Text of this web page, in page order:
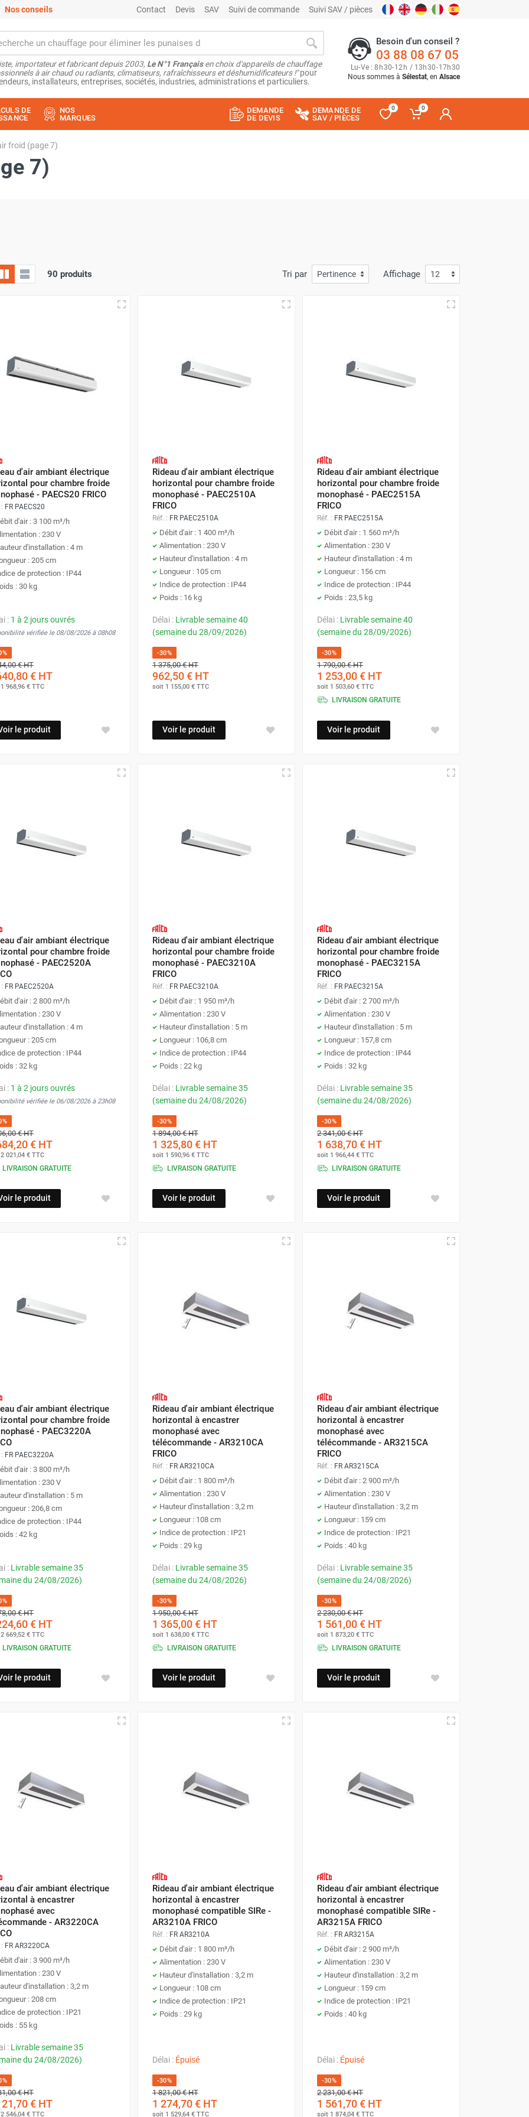
Nos conseils Contact Devis SAV Suivi de commande Suivi SAV / pièces
importateur et fabricant depuis 2003, Le N°1 Françaisen choix d'appareils de chauffage
à air chaud ou radiants, climatiseurs, rafraîchisseurs et déshumidificateurs !"pour
installateurs, entreprises, sociétés, industries, administrations et particuliers.
Besoin d'un conseil ?
03 88 08 67 05
Lu-Ve : 8h30-12h / 13h30-17h30
Nous sommes à Sélestat, en Alsace
DE
NOS
MARQUES
DEMANDE
DE DEVIS
DEMANDE DE
SAV / PIÈCES
0 0
froid (page 7)
7)
90 produits Tri par Affichage
d'air ambiant électrique
pour chambre froide
- PAECS20 FRICO
FR PAECS20
d'air : 3 100 m³/h
: 230 V
d'installation : 4 m
: 205 cm
de protection : IP44
: 30 kg
: 1 à 2 jours ouvrés
vérifiée le 08/08/2026 à 08h08
€HT
€ HT
1 968,96 € TTC
le produit
Rideau d'air ambiant électrique
horizontal pour chambre froide
monophasé - PAEC2510A
FRICO
Réf. : FR PAEC2510A
Débit d'air : 1 400 m³/h
Alimentation : 230 V
Hauteur d'installation : 4 m
Longueur : 105 cm
Indice de protection : IP44
Poids : 16 kg
Délai : Livrable semaine 40
(semaine du 28/09/2026)
-30%
1 375,00 €HT
962,50 €HT
soit 1 155,00 €TTC
Voir le produit
Rideau d'air ambiant électrique
horizontal pour chambre froide
monophasé - PAEC2515A
FRICO
Réf. : FR PAEC2515A
Débit d'air : 1 560 m³/h
Alimentation : 230 V
Hauteur d'installation : 4 m
Longueur : 156 cm
Indice de protection : IP44
Poids : 23,5 kg
Délai : Livrable semaine 40
(semaine du 28/09/2026)
-30%
1 790,00 €HT
1 253,00 €HT
soit 1 503,60 €TTC
LIVRAISON GRATUITE
Voir le produit
d'air ambiant électrique
pour chambre froide
- PAEC2520A
FR PAEC2520A
d'air : 2 800 m³/h
: 230 V
d'installation : 4 m
: 205 cm
de protection : IP44
: 32 kg
: 1 à 2 jours ouvrés
vérifiée le 06/08/2026 à 23h08
€HT
€ HT
2 021,04 € TTC
LIVRAISON GRATUITE
le produit
Rideau d'air ambiant électrique
horizontal pour chambre froide
monophasé - PAEC3210A
FRICO
Réf. : FR PAEC3210A
Débit d'air : 1 950 m³/h
Alimentation : 230 V
Hauteur d'installation : 5 m
Longueur : 106,8 cm
Indice de protection : IP44
Poids : 22 kg
Délai : Livrable semaine 35
(semaine du 24/08/2026)
-30%
1 894,00 €HT
1 325,80 €HT
soit 1 590,96 €TTC
LIVRAISON GRATUITE
Voir le produit
Rideau d'air ambiant électrique
horizontal pour chambre froide
monophasé - PAEC3215A
FRICO
Réf. : FR PAEC3215A
Débit d'air : 2 700 m³/h
Alimentation : 230 V
Hauteur d'installation : 5 m
Longueur : 157,8 cm
Indice de protection : IP44
Poids : 32 kg
Délai : Livrable semaine 35
(semaine du 24/08/2026)
-30%
2 341,00 €HT
1 638,70 €HT
soit 1 966,44 €TTC
LIVRAISON GRATUITE
Voir le produit
d'air ambiant électrique
pour chambre froide
- PAEC3220A
FR PAEC3220A
d'air : 3 800 m³/h
: 230 V
d'installation : 5 m
: 206,8 cm
de protection : IP44
: 42 kg
: Livrable semaine 35
du 24/08/2026)
€HT
€ HT
2 669,52 € TTC
LIVRAISON GRATUITE
le produit
Rideau d'air ambiant électrique
horizontal à encastrer
monophasé avec
télécommande - AR3210CA
FRICO
Réf. : FR AR3210CA
Débit d'air : 1 800 m³/h
Alimentation : 230 V
Hauteur d'installation : 3,2 m
Longueur : 108 cm
Indice de protection : IP21
Poids : 29 kg
Délai : Livrable semaine 35
(semaine du 24/08/2026)
-30%
1 950,00 €HT
1 365,00 €HT
soit 1 638,00 €TTC
LIVRAISON GRATUITE
Voir le produit
Rideau d'air ambiant électrique
horizontal à encastrer
monophasé avec
télécommande - AR3215CA
FRICO
Réf. : FR AR3215CA
Débit d'air : 2 900 m³/h
Alimentation : 230 V
Hauteur d'installation : 3,2 m
Longueur : 159 cm
Indice de protection : IP21
Poids : 40 kg
Délai : Livrable semaine 35
(semaine du 24/08/2026)
-30%
2 230,00 €HT
1 561,00 €HT
soit 1 873,20 €TTC
LIVRAISON GRATUITE
Voir le produit
d'air ambiant électrique
à encastrer
avec
- AR3220CA
FR AR3220CA
d'air : 3 900 m³/h
: 230 V
d'installation : 3,2 m
: 208 cm
de protection : IP21
: 55 kg
: Livrable semaine 35
du 24/08/2026)
€HT
€ HT
2 546,04 € TTC
Rideau d'air ambiant électrique
horizontal à encastrer
monophasé compatible SIRe -
AR3210A FRICO
Réf. : FR AR3210A
Débit d'air : 1 800 m³/h
Alimentation : 230 V
Hauteur d'installation : 3,2 m
Longueur : 108 cm
Indice de protection : IP21
Poids : 29 kg
Délai : Épuisé
-30%
1 821,00 €HT
1 274,70 €HT
soit 1 529,64 €TTC
Rideau d'air ambiant électrique
horizontal à encastrer
monophasé compatible SIRe -
AR3215A FRICO
Réf. : FR AR3215A
Débit d'air : 2 900 m³/h
Alimentation : 230 V
Hauteur d'installation : 3,2 m
Longueur : 159 cm
Indice de protection : IP21
Poids : 40 kg
Délai : Épuisé
-30%
2 231,00 €HT
1 561,70 €HT
soit 1 874,04 €TTC